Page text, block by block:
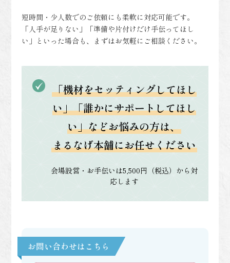
短時間・少人数でのご依頼にも柔軟に対応可能です。
「人手が足りない」「準備や片付けだけ手伝ってほし
い」といった場合も、まずはお気軽にご相談ください。
「機材をセッティングしてほし
い」「誰かにサポートしてほし
い」などお悩みの方は、
まるなげ本舗にお任せください
会場設営・お手伝いは5,500円（税込）から対
応します
お問い合わせはこちら